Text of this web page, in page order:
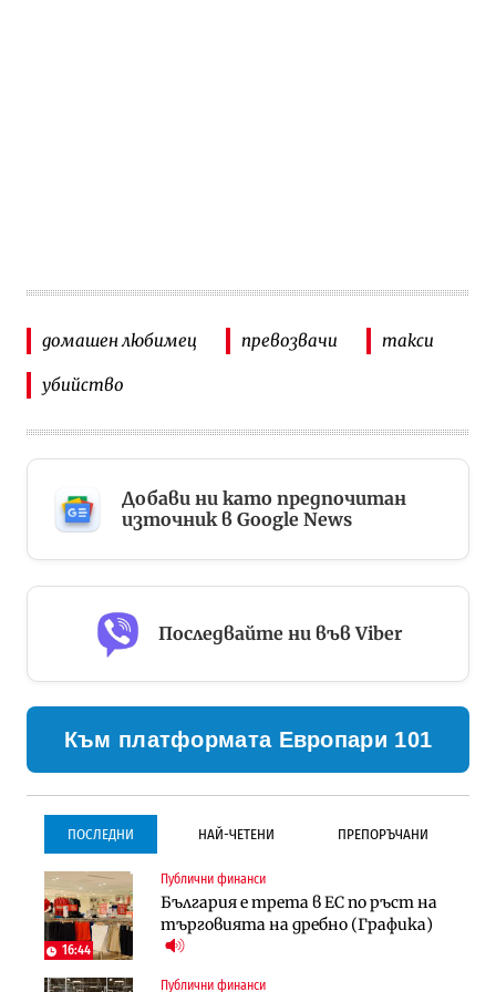
домашен любимец превозвачи такси
убийство
Добави ни като предпочитан
източник в Google News
Последвайте ни във Viber
Към платформата Европари 101
ПОСЛЕДНИ НАЙ-ЧЕТЕНИ ПРЕПОРЪЧАНИ
16:44
Публични финанси
България е трета в ЕС по ръст на
търговията на дребно (Графика)
Публични финанси
Градоустройство
Столична община избра
изпълнител за преместването на
трамвайното трасе по бул.
Инфраструктура
Проектирането на тунела под
Петрохан ще върви паралелно с
екологичните оценки
Компании